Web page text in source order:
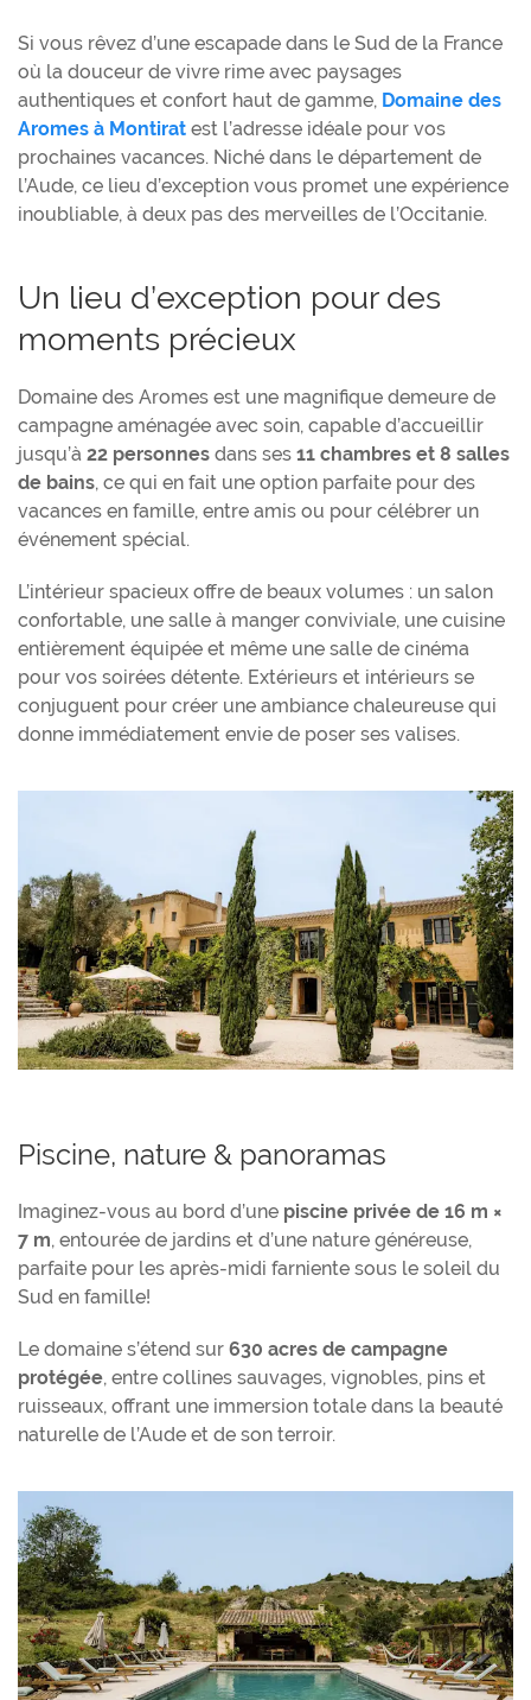
Si vous rêvez d’une escapade dans le Sud de la France
où la douceur de vivre rime avec paysages
authentiques et confort haut de gamme, Domaine des
Aromes à Montirat est l’adresse idéale pour vos
prochaines vacances. Niché dans le département de
l’Aude, ce lieu d’exception vous promet une expérience
inoubliable, à deux pas des merveilles de l’Occitanie.
Un lieu d’exception pour des
moments précieux
Domaine des Aromes est une magnifique demeure de
campagne aménagée avec soin, capable d’accueillir
jusqu’à 22 personnes dans ses 11 chambres et 8 salles
de bains, ce qui en fait une option parfaite pour des
vacances en famille, entre amis ou pour célébrer un
événement spécial.
L’intérieur spacieux offre de beaux volumes : un salon
confortable, une salle à manger conviviale, une cuisine
entièrement équipée et même une salle de cinéma
pour vos soirées détente. Extérieurs et intérieurs se
conjuguent pour créer une ambiance chaleureuse qui
donne immédiatement envie de poser ses valises.
Piscine, nature & panoramas
Imaginez-vous au bord d’une piscine privée de 16 m ×
7 m, entourée de jardins et d’une nature généreuse,
parfaite pour les après-midi farniente sous le soleil du
Sud en famille!
Le domaine s’étend sur 630 acres de campagne
protégée, entre collines sauvages, vignobles, pins et
ruisseaux, offrant une immersion totale dans la beauté
naturelle de l’Aude et de son terroir.